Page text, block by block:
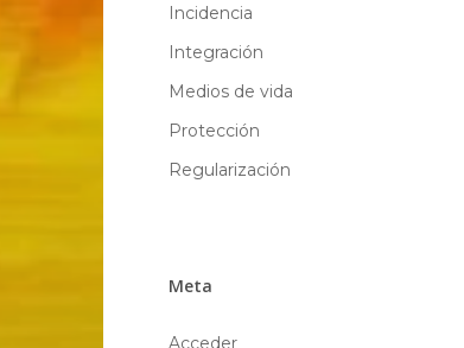
Incidencia
Integración
Medios de vida
Protección
Regularización
Meta
Acceder